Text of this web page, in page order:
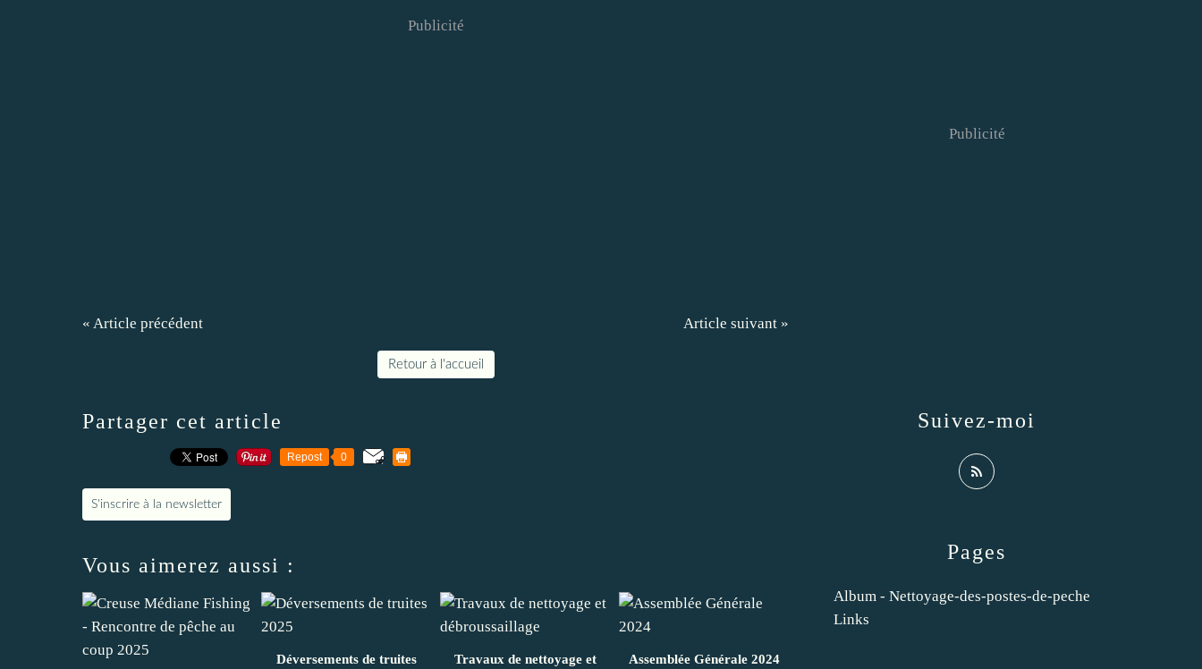
Publicité
« Article précédent Article suivant »
Retour à l'accueil
Partager cet article
Repost 0
S'inscrire à la newsletter
Vous aimerez aussi :
Déversements de truites
Travaux de nettoyage et
Assemblée Générale 2024
Pages
Album - Nettoyage-des-postes-de-peche
Links
Suivez-moi
Publicité